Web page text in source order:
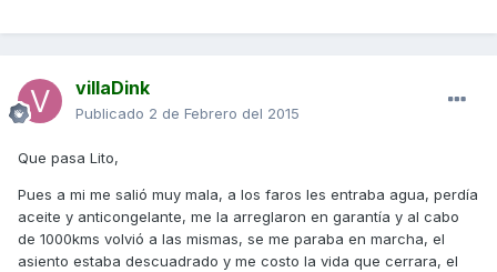
villaDink
Publicado 2 de Febrero del 2015
Que pasa Lito,
Pues a mi me salió muy mala, a los faros les entraba agua, perdía
aceite y anticongelante, me la arreglaron en garantía y al cabo
de 1000kms volvió a las mismas, se me paraba en marcha, el
asiento estaba descuadrado y me costo la vida que cerrara, el